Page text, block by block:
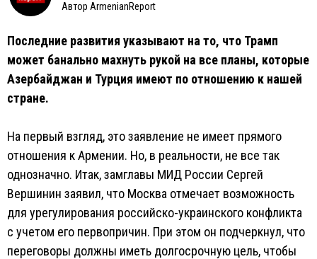
Автор ArmenianReport
Последние развития указывают на то, что Трамп
может банально махнуть рукой на все планы, которые
Азербайджан и Турция имеют по отношению к нашей
стране.
На первый взгляд, это заявление не имеет прямого
отношения к Армении. Но, в реальности, не все так
однозначно. Итак, замглавы МИД России Сергей
Вершинин заявил, что Москва отмечает возможность
для урегулирования российско-украинского конфликта
с учетом его первопричин. При этом он подчеркнул, что
переговоры должны иметь долгосрочную цель, чтобы